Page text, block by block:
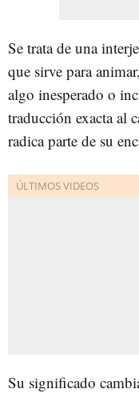
Se trata de una
que sirve para
algo inesperado o
traducción exacta al
radica parte de su
Su significado